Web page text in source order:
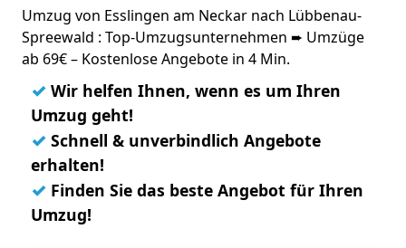
Umzug von Esslingen am Neckar nach Lübbenau-
Spreewald : Top-Umzugsunternehmen ➨ Umzüge
ab 69€ – Kostenlose Angebote in 4 Min.
✓ Wir helfen Ihnen, wenn es um Ihren
Umzug geht!
✓ Schnell & unverbindlich Angebote
erhalten!
✓ Finden Sie das beste Angebot für Ihren
Umzug!